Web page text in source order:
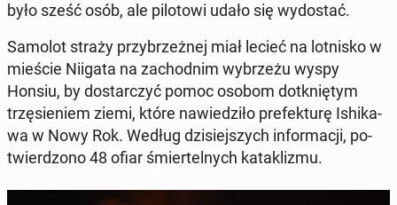
było sześć osób, ale pi­lo­to­wi udało się wy­do­stać.
Samolot straży przy­brzeż­nej miał lecieć na lot­ni­sko w
mieście Niigata na za­chod­nim wy­brze­żu wyspy
Honsiu, by do­star­czyć pomoc osobom do­tknię­tym
trzę­sie­niem ziemi, które na­wie­dzi­ło pre­fek­tu­rę Ishi­ka­
wa w Nowy Rok. Według dzi­siej­szych in­for­ma­cji, po­
twier­dzo­no 48 ofiar śmier­tel­nych ka­ta­kli­zmu.